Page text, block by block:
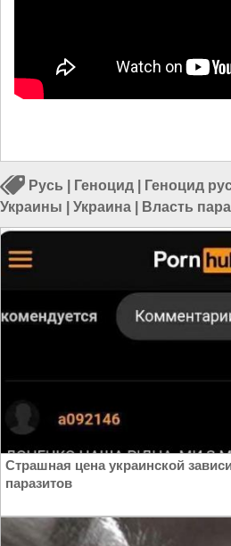
Русь Геноцид Геноцид
Украины
Украина Власть
русских
Страшная цена украинской
паразитов